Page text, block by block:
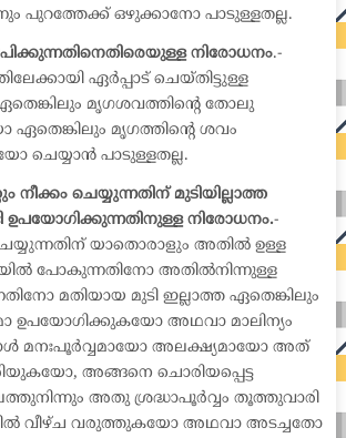
പുറത്തേക്ക് ഒഴുക്കാനോ പാടുള്ളതല്ല.
നിരോധനം.-
ഏർപ്പാട് ചെയ്തിട്ടുള്ള
മൃഗശവത്തിന്റെ തോലു
ഏതെങ്കിലും മൃഗത്തിന്റെ ശവം
ചെയ്യാൻ പാടുള്ളതല്ല.
നീക്കം ചെയ്യുന്നതിന് മുടിയില്ലാത്ത
ഉപയോഗിക്കുന്നതിനുള്ള നിരോധനം.-
ചെയ്യുന്നതിന് യാതൊരാളും അതിൽ ഉള്ള
പോകുന്നതിനോ അതിൽനിന്നുള്ള
മതിയായ മുടി ഇല്ലാത്ത ഏതെങ്കിലും
ഉപയോഗിക്കുകയോ അഥവാ മാലിന്യം
മനഃപൂർവ്വമായോ അലക്ഷ്യമായോ അത്
അങ്ങനെ ചൊരിയപ്പെട്ട
അതു ശ്രദ്ധാപൂർവ്വം തൂത്തുവാരി
വീഴ്ച വരുത്തുകയോ അഥവാ അടച്ചതോ